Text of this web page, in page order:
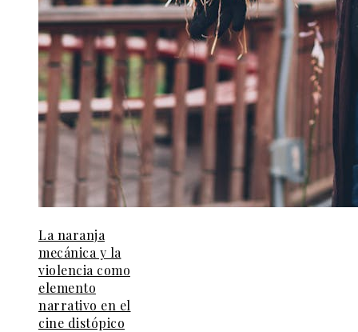
La naranja
mecánica y la
violencia como
elemento
narrativo en el
cine distópico